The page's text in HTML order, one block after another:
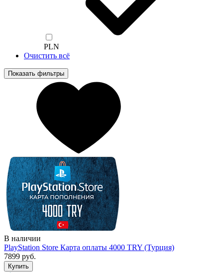
PLN
Очистить всё
Показать фильтры
В наличии
PlayStation Store Карта оплаты 4000 TRY (Турция)
7899 руб.
Купить